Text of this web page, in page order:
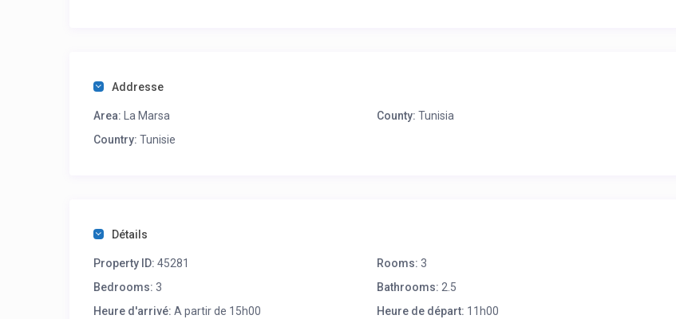
Addresse
Area: La Marsa County: Tunisia
Country: Tunisie
Détails
Property ID: 45281 Rooms: 3
Bedrooms: 3 Bathrooms: 2.5
Heure d'arrivé: A partir de 15h00 Heure de départ: 11h00